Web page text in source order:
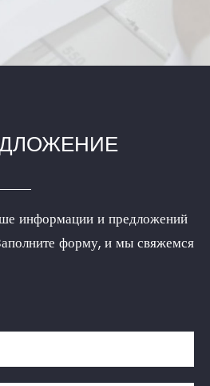
информации и предложений
форму, и мы свяжемся